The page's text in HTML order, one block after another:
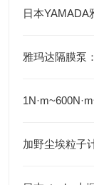
雅玛达隔膜泵
加野尘埃粒子